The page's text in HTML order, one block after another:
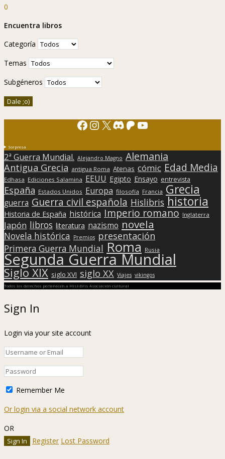
0
Encuentra libros
Categoría
Temas
Subgéneros
Facebook
Instagram
X Discord
Patreon
YouTube
Sorpresa
2ª Guerra Mundial. Alejandro Magno Alemania
Antigua Grecia antigua Roma Atenas cómic Edad Media
Edhasa Ediciones Salamina EEUU Egipto Ensayo entrevista
España Estados Unidos Europa filosofía Francia Grecia
guerra Guerra civil española Hislibris historia
Historia de España histórica Imperio romano Inglaterra
Japón libros literatura nazismo novela
Novela histórica Premios presentación
Primera Guerra Mundial Roma Rusia
Segunda Guerra Mundial
Siglo XIX siglo XVI siglo XX Viajes vikingos
Todos los derechos pertenecen a Hislibris Asociación cultural
Sign In
Login via your site account
Remember Me
Or login via a social network account
OR
Register Lost Password